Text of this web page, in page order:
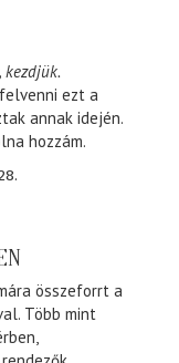
ezt a
annak idején.
hozzám.
összeforrt a
Több mint